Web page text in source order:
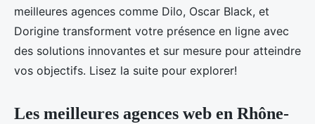
meilleures agences comme Dilo, Oscar Black, et
Dorigine transforment votre présence en ligne avec
des solutions innovantes et sur mesure pour atteindre
vos objectifs. Lisez la suite pour explorer!
Les meilleures agences web en Rhône-